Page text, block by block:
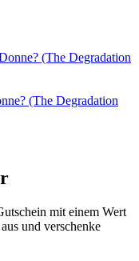
(The Degradation
mit einem Wert
und verschenke